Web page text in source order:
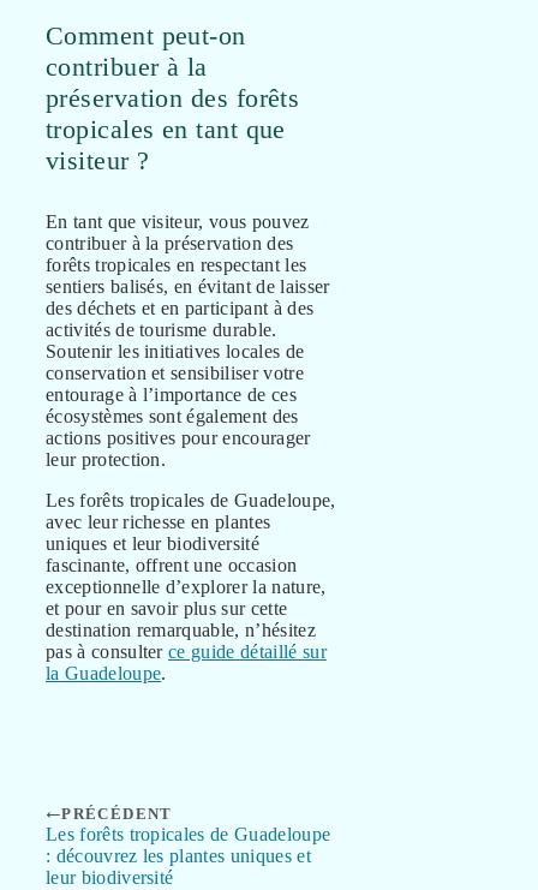
Comment peut-on
contribuer à la
préservation des forêts
tropicales en tant que
visiteur ?
En tant que visiteur, vous pouvez
contribuer à la préservation des
forêts tropicales en respectant les
sentiers balisés, en évitant de laisser
des déchets et en participant à des
activités de tourisme durable.
Soutenir les initiatives locales de
conservation et sensibiliser votre
entourage à l’importance de ces
écosystèmes sont également des
actions positives pour encourager
leur protection.
Les forêts tropicales de Guadeloupe,
avec leur richesse en plantes
uniques et leur biodiversité
fascinante, offrent une occasion
exceptionnelle d’explorer la nature,
et pour en savoir plus sur cette
destination remarquable, n’hésitez
pas à consulterce guide détaillé sur
la Guadeloupe.
PRÉCÉDENT
Les forêts tropicales de Guadeloupe
: découvrez les plantes uniques et
leur biodiversité